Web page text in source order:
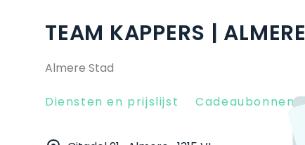
TEAM KAPPERS | ALMERE
Almere Stad
Diensten en prijslijst Cadeaubonnen